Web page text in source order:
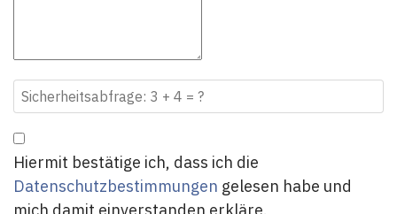
Hiermit bestätige ich, dass ich die
Datenschutzbestimmungen gelesen habe und
mich damit einverstanden erkläre.